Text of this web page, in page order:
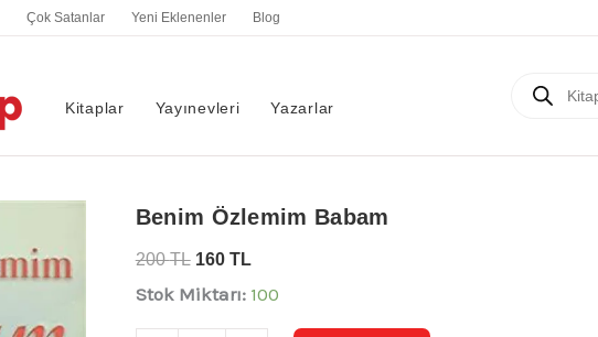
Çok Satanlar Yeni Eklenenler Blog
Kitaplar Yayınevleri Yazarlar
search
Benim Özlemim Babam
200TL 160 TL
Stok Miktarı: 100
Benim
adet